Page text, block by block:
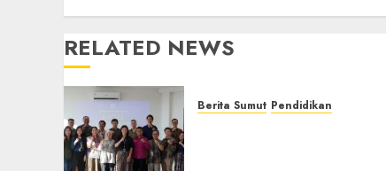
RELATED NEWS
Berita Sumut Pendidikan